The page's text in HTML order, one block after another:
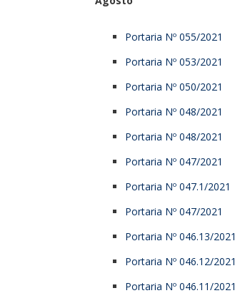
Portaria Nº 055/2021
Portaria Nº 053/2021
Portaria Nº 050/2021
Portaria Nº 048/2021
Portaria Nº 048/2021
Portaria Nº 047/2021
Portaria Nº 047.1/2021
Portaria Nº 047/2021
Portaria Nº 046.13/2021
Portaria Nº 046.12/2021
Portaria Nº 046.11/2021